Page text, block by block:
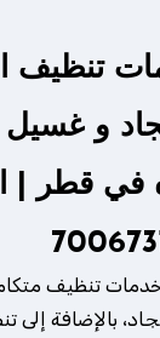
تنظيف
و غسيل
في قطر |
تنظيف
بالإضافة إلى